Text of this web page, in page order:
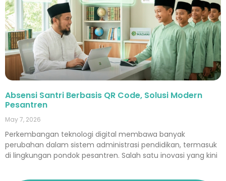
Absensi Santri Berbasis QR Code, Solusi Modern
Pesantren
May 7, 2026
Perkembangan teknologi digital membawa banyak
perubahan dalam sistem administrasi pendidikan, termasuk
di lingkungan pondok pesantren. Salah satu inovasi yang kini